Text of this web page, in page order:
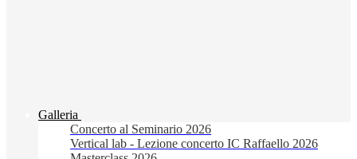
Galleria
Concerto al Seminario 2026
Vertical lab - Lezione concerto IC Raffaello 2026